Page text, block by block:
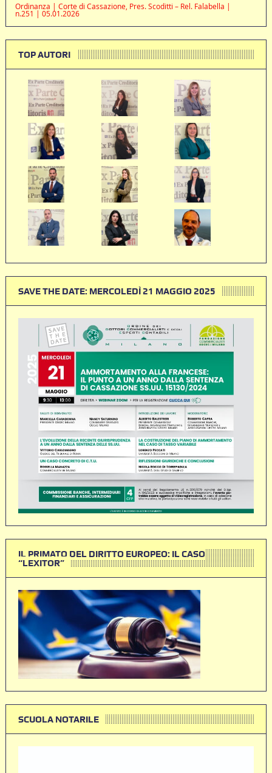
Ordinanza | Corte di Cassazione, Pres. Scoditti – Rel. Falabella |
n.251 | 05.01.2026
TOP AUTORI
SAVE THE DATE: MERCOLEDÌ 21 MAGGIO 2025
IL PRIMATO DEL DIRITTO EUROPEO: IL CASO
“LEXITOR”
SCUOLA NOTARILE